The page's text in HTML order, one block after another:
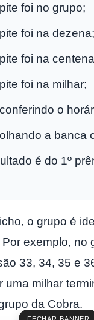
foi no grupo;
foi na dezena;
foi na
foi na milhar;
o
a banca
é do 1º
o grupo é
exemplo, no
33, 34, 35 e
uma milhar
da Cobra.